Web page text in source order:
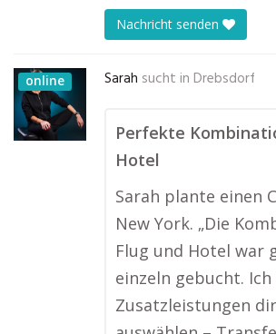
Nachricht senden
online Sarah sucht in Drebsdorf
Perfekte
Hotel
Sarah plante einen
New York. „Die
Flug und Hotel war
einzeln gebucht.
Zusatzleistungen